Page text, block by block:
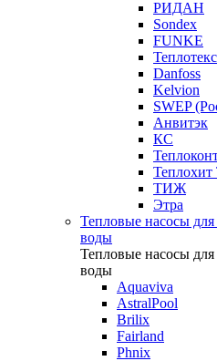
РИДАН
Sondex
FUNKE
Danfoss
Kelvion
SWEP
Анвитэк
КС
ТИЖ
Этра
Тепловые насосы
воды
Тепловые насосы
воды
Aquaviva
AstralPool
Brilix
Fairland
Phnix